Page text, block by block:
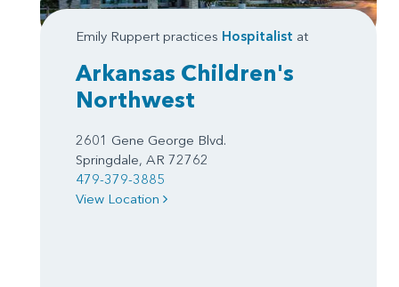
Emily Ruppert practices Hospitalist at
Arkansas Children's
Northwest
2601 Gene George Blvd.
Springdale, AR 72762
479-379-3885
View Location